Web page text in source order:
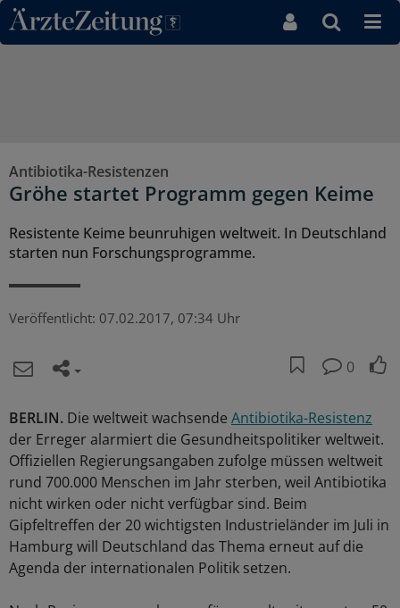
Direkt zum Inhaltsbereich
Antibiotika-Resistenzen
Gröhe startet Programm gegen Keime
Resistente Keime beunruhigen weltweit. In Deutschland
starten nun Forschungsprogramme.
Veröffentlicht: 07.02.2017, 07:34 Uhr
0
BERLIN. Die weltweit wachsende Antibiotika-Resistenz
der Erreger alarmiert die Gesundheitspolitiker weltweit.
Offiziellen Regierungsangaben zufolge müssen weltweit
rund 700.000 Menschen im Jahr sterben, weil Antibiotika
nicht wirken oder nicht verfügbar sind. Beim
Gipfeltreffen der 20 wichtigsten Industrieländer im Juli in
Hamburg will Deutschland das Thema erneut auf die
Agenda der internationalen Politik setzen.